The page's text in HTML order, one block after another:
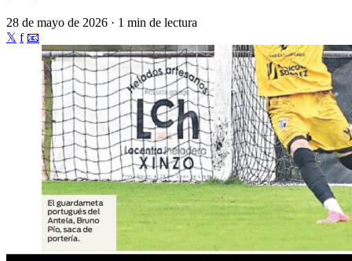
28 de mayo de 2026 · 1 min de lectura
𝕏 f 📧